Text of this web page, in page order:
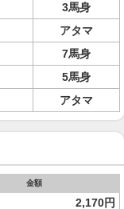
3馬身
アタマ
7馬身
5馬身
アタマ
金額
2,170円